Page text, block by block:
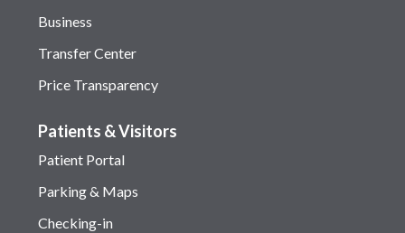
Business
Transfer Center
Price Transparency
Patients & Visitors
Patient Portal
Parking & Maps
Checking-in